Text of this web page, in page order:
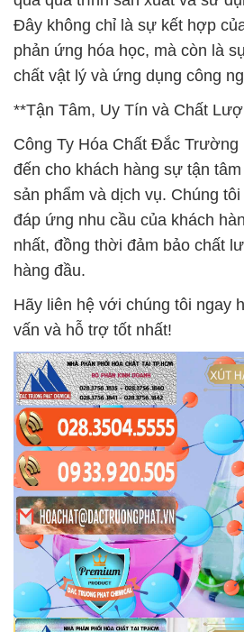
Đây không chỉ là sự kết hợp
phản ứng hóa học, mà còn là
chất vật lý và ứng dụng công
**Tận Tâm, Uy Tín và Chất
Công Ty Hóa Chất Đắc Trường
đến cho khách hàng sự tận
sản phẩm và dịch vụ. Chúng
đáp ứng nhu cầu của khách
nhất, đồng thời đảm bảo chất
hàng đầu.
Hãy liên hệ với chúng tôi ngay
vấn và hỗ trợ tốt nhất!